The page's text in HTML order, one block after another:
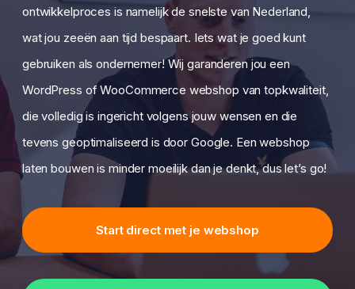
ontwikkelproces is namelijk de snelste van Nederland,
wat jou zeeën aan tijd bespaart. Iets wat je goed kunt
gebruiken als ondernemer! Wij garanderen jou een
WordPress of WooCommerce webshop van topkwaliteit,
die volledig is ingericht volgens jouw wensen en die
tevens geoptimaliseerd is door Google. Een webshop
laten bouwen is minder moeilijk dan je denkt, dus let’s go!
Start direct met je webshop